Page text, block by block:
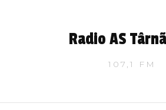
Radio AS
107,1 FM